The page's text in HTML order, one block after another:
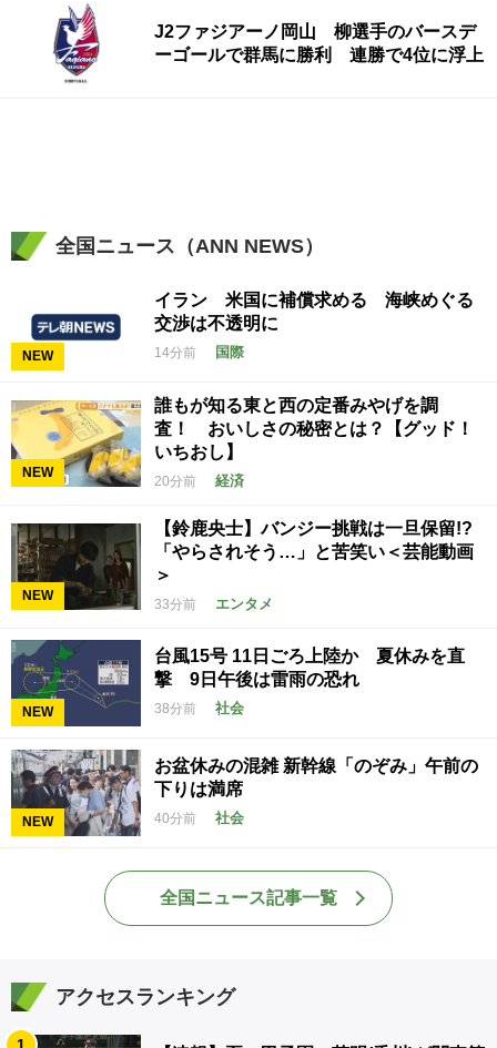
J2ファジアーノ岡山 柳選手のバースデ
ーゴールで群馬に勝利 連勝で4位に浮上
全国ニュース（ANN NEWS）
NEW
イラン 米国に補償求める 海峡めぐる
交渉は不透明に
14分前 国際
NEW
誰もが知る東と西の定番みやげを調
査！ おいしさの秘密とは？【グッド！
いちおし】
20分前 経済
NEW
【鈴鹿央士】バンジー挑戦は一旦保留!?
「やらされそう…」と苦笑い＜芸能動画
＞
33分前 エンタメ
NEW
台風15号 11日ごろ上陸か 夏休みを直
撃 9日午後は雷雨の恐れ
38分前 社会
NEW
お盆休みの混雑 新幹線「のぞみ」午前の
下りは満席
40分前 社会
全国ニュース記事一覧
アクセスランキング
1